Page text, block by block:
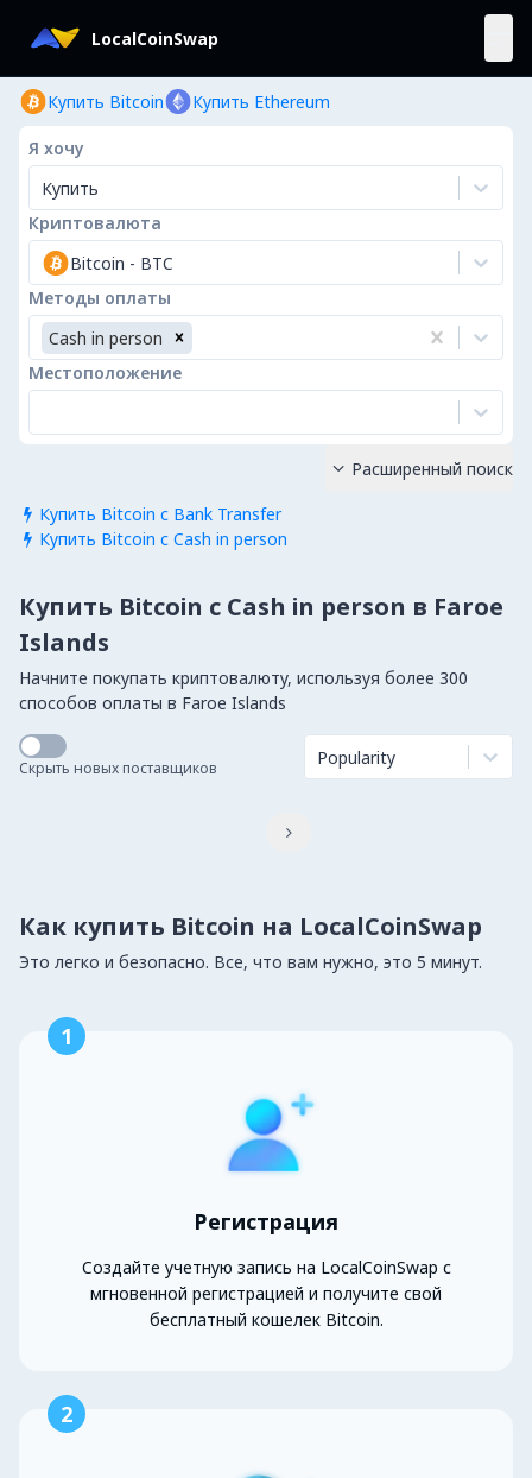
LocalCoinSwap
Купить Bitcoin Купить Ethereum
Я хочу
Купить
Криптовалюта
Bitcoin - BTC
Методы оплаты
Cash in person
Местоположение
 Купить Bitcoin с Bank Transfer
 Купить Bitcoin с Cash in person
 Расширенный поиск
Купить Bitcoin с Cash in person в Faroe
Islands
Начните покупать криптовалюту, используя более 300
способов оплаты в Faroe Islands
Скрыть новых поставщиков Popularity

Как купить Bitcoin на LocalCoinSwap
Это легко и безопасно. Все, что вам нужно, это 5 минут.
1
Регистрация
Создайте учетную запись на LocalCoinSwap с
мгновенной регистрацией и получите свой
бесплатный кошелек Bitcoin.
2